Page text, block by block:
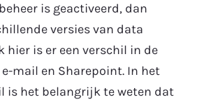
is geactiveerd, dan
versies van data
hier is er een verschil in de
mail en Sharepoint. In het
is het belangrijk te weten dat